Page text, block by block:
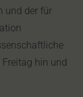
und der für
hin und